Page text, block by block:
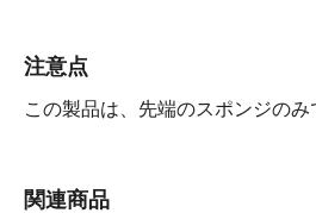
注意点
この製品は、先端のスポンジの
関連商品